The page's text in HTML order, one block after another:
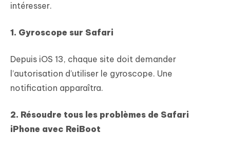
intéresser.
1. Gyroscope sur Safari
Depuis iOS 13, chaque site doit demander
l’autorisation d’utiliser le gyroscope. Une
notification apparaîtra.
2. Résoudre tous les problèmes de Safari
iPhone avec ReiBoot